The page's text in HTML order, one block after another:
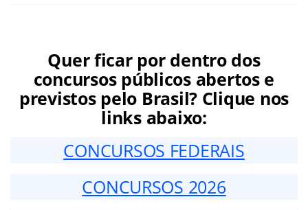
Quer ficar por dentro dos
concursos públicos abertos e
previstos pelo Brasil? Clique nos
links abaixo:
CONCURSOS FEDERAIS
CONCURSOS 2026